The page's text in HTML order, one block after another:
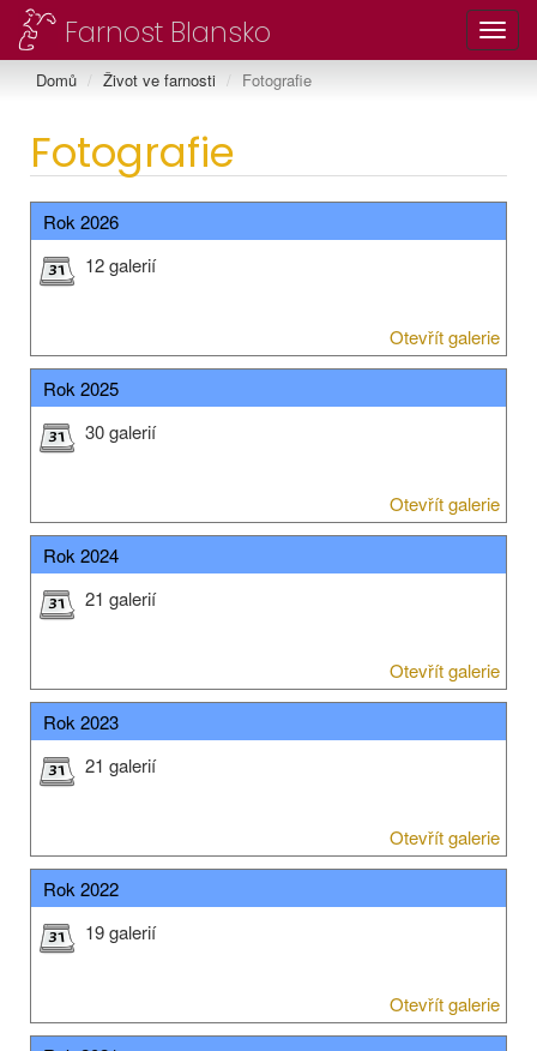
Farnost Blansko
Domů Život ve farnosti Fotografie
Fotografie
Rok 2026
12 galerií
Otevřít galerie
Rok 2025
30 galerií
Otevřít galerie
Rok 2024
21 galerií
Otevřít galerie
Rok 2023
21 galerií
Otevřít galerie
Rok 2022
19 galerií
Otevřít galerie